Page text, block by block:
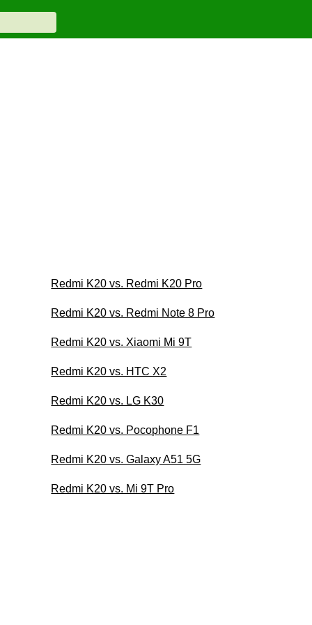
Redmi K20 vs. Redmi K20 Pro
Redmi K20 vs. Redmi Note 8 Pro
Redmi K20 vs. Xiaomi Mi 9T
Redmi K20 vs. HTC X2
Redmi K20 vs. LG K30
Redmi K20 vs. Pocophone F1
Redmi K20 vs. Galaxy A51 5G
Redmi K20 vs. Mi 9T Pro